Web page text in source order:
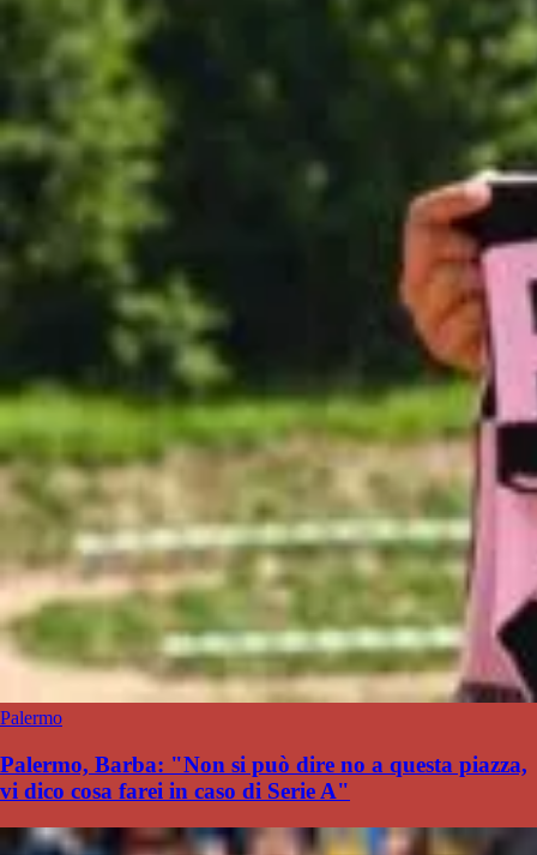
Palermo
Palermo, Barba: "Non si può dire no a questa piazza,
vi dico cosa farei in caso di Serie A"